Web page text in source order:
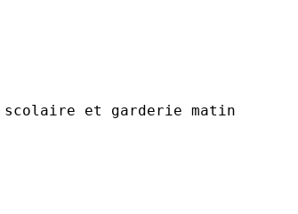
scolaire et garderie matin